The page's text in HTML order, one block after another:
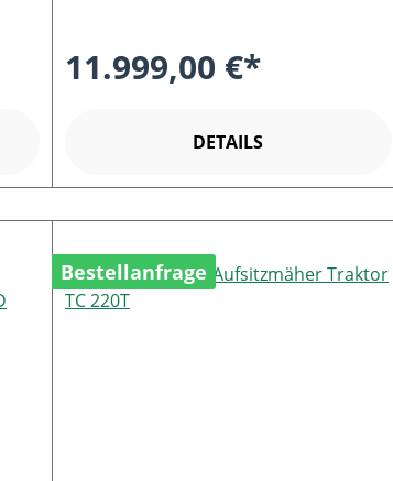
11.999,00 €*
DETAILS
Bestellanfrage